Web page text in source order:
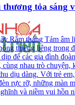
tỏa sáng
Rằm tháng Tám âm
thiêng liêng trong
để các gia đình
cùng nhau trò chuyện,
dịu dàng. Với trẻ
rực rỡ, những màn
và niềm vui hồn